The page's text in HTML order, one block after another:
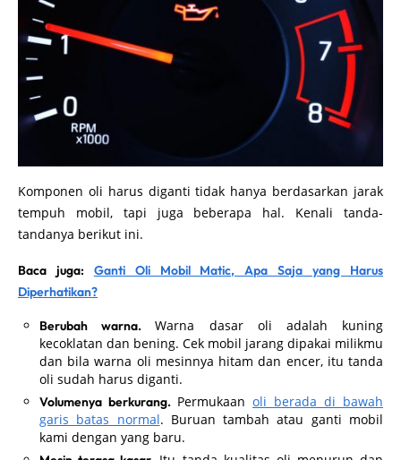
Komponen oli harus diganti tidak hanya berdasarkan jarak
tempuh mobil, tapi juga beberapa hal. Kenali tanda-
tandanya berikut ini.
Baca juga: Ganti Oli Mobil Matic, Apa Saja yang Harus
Diperhatikan?
Berubah warna.Warna dasar oli adalah kuning
kecoklatan dan bening. Cek mobil jarang dipakai milikmu
dan bila warna oli mesinnya hitam dan encer, itu tanda
oli sudah harus diganti.
Volumenya berkurang. Permukaan oli berada di bawah
garis batas normal. Buruan tambah atau ganti mobil
kami dengan yang baru.